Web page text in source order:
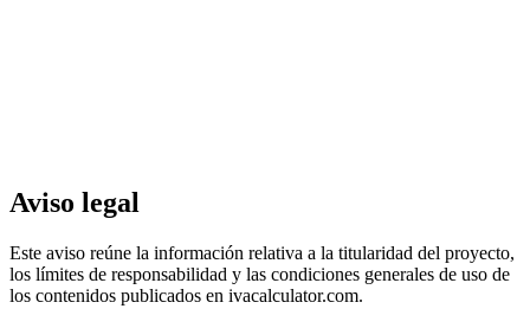
Aviso legal
Este aviso reúne la información relativa a la titularidad del proyecto,
los límites de responsabilidad y las condiciones generales de uso de
los contenidos publicados en ivacalculator.com.